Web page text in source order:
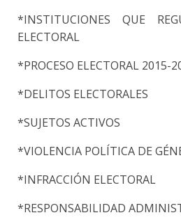
*INSTITUCIONES QUE
ELECTORAL
*PROCESO ELECTORAL 2015-
*DELITOS ELECTORALES
*SUJETOS ACTIVOS
*VIOLENCIA POLÍTICA DE
*INFRACCIÓN ELECTORAL
*RESPONSABILIDAD